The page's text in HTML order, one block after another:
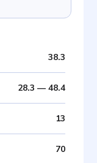
38.3
28.3 — 48.4
13
70